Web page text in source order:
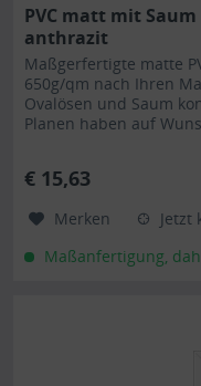
PVC matt mit
anthrazit
Maßgerfertigte matte
650g/qm nach Ihren
Ovalösen und Saum
Planen haben auf
€ 15,63
Merken
Jetzt
Maßanfertigung,